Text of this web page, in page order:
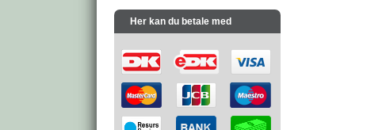
Her kan du betale med